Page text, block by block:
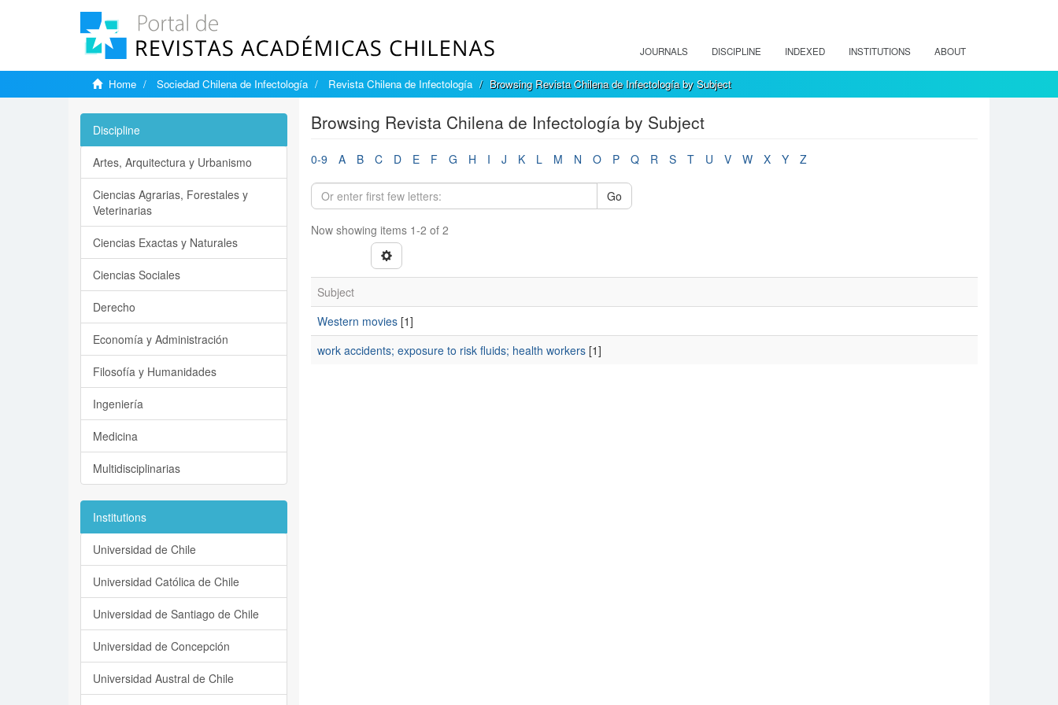
JOURNALS DISCIPLINE INDEXED INSTITUTIONS ABOUT
Home Sociedad Chilena de Infectología Revista Chilena de Infectología Browsing Revista Chilena de Infectología by Subject
Browsing Revista Chilena de Infectología by Subject
0-9 A B C D E F G H I J K L M N O P Q R S T U V W X Y Z
Go
Now showing items 1-2 of 2
Subject
Western movies[1]
work accidents; exposure to risk fluids; health workers[1]
Discipline
Artes, Arquitectura y Urbanismo
Ciencias Agrarias, Forestales y
Veterinarias
Ciencias Exactas y Naturales
Ciencias Sociales
Derecho
Economía y Administración
Filosofía y Humanidades
Ingeniería
Medicina
Multidisciplinarias
Institutions
Universidad de Chile
Universidad Católica de Chile
Universidad de Santiago de Chile
Universidad de Concepción
Universidad Austral de Chile